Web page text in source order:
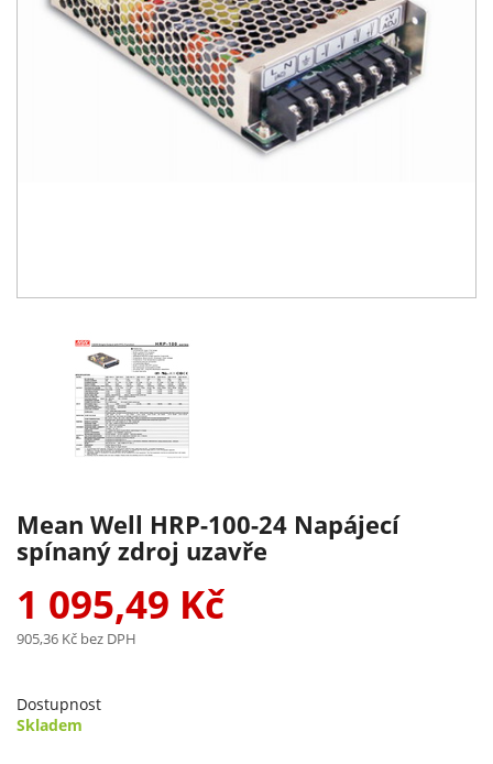
Mean Well HRP-100-24 Napájecí
spínaný zdroj uzavře
1 095,49 Kč
905,36 Kč bez DPH
Dostupnost
Skladem